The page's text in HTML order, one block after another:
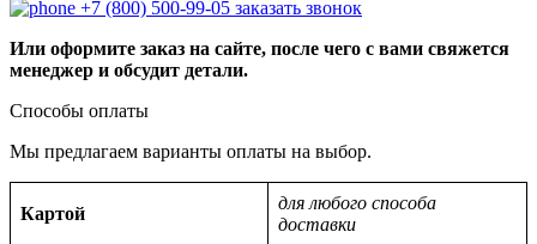
+7 (800) 500-99-05 заказать звонок
Или оформите заказ на сайте, после чего с вами свяжется
менеджер и обсудит детали.
Способы оплаты
Мы предлагаем варианты оплаты на выбор.
Картой
для любого способа
доставки